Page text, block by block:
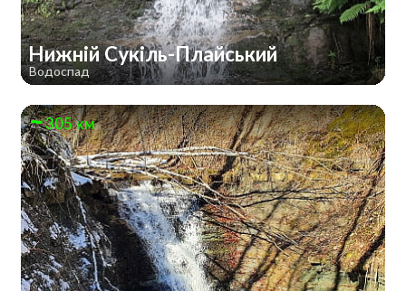
Нижній Сукіль-Плайський
Водоспад
305 км